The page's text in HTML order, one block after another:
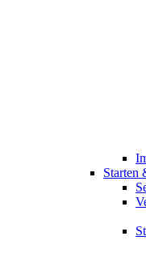
Starten